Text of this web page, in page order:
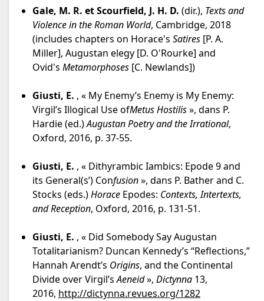
Gale, M. R. et Scourfield, J. H. D. (dir.), Texts and
Violence in the Roman World, Cambridge, 2018
(includes chapters on Horace's Satires [P. A.
Miller], Augustan elegy [D. O'Rourke] and
Ovid's Metamorphoses [C. Newlands])
Giusti, E. , « My Enemy’s Enemy is My Enemy:
Virgil’s Illogical Use ofMetus Hostilis», dans P.
Hardie (ed.)Augustan Poetry and the Irrational,
Oxford, 2016, p. 37-55.
Giusti, E. , « Dithyrambic Iambics: Epode 9 and
its General(s’) Confusion», dans P. Bather and C.
Stocks (eds.)Horace Epodes: Contexts, Intertexts,
and Reception, Oxford, 2016, p. 131-51.
Giusti, E. , « Did Somebody Say Augustan
Totalitarianism? Duncan Kennedy’s “Reflections,”
Hannah Arendt’s Origins, and the Continental
Divide over Virgil’sAeneid», Dictynna 13,
2016, http://dictynna.revues.org/1282